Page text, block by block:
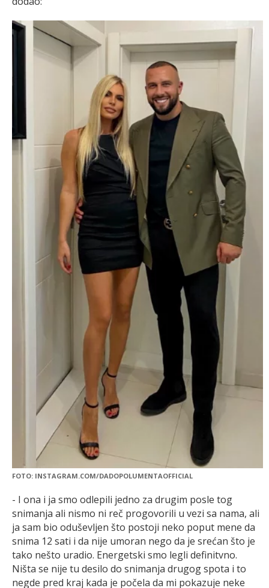
FOTO: INSTAGRAM.COM/DADOPOLUMENTAOFFICIAL
- I ona i ja smo odlepili jedno za drugim posle tog
snimanja ali nismo ni reč progovorili u vezi sa nama, ali
ja sam bio oduševljen što postoji neko poput mene da
snima 12 sati i da nije umoran nego da je srećan što je
tako nešto uradio. Energetski smo legli definitvno.
Ništa se nije tu desilo do snimanja drugog spota i to
negde pred kraj kada je počela da mi pokazuje neke